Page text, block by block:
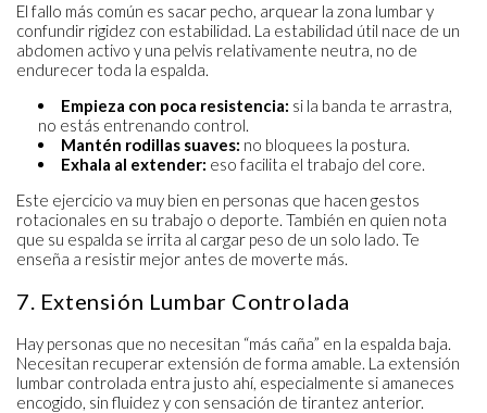
El fallo más común es sacar pecho, arquear la zona lumbar y
confundir rigidez con estabilidad. La estabilidad útil nace de un
abdomen activo y una pelvis relativamente neutra, no de
endurecer toda la espalda.
Empieza con poca resistencia: si la banda te arrastra,
no estás entrenando control.
Mantén rodillas suaves: no bloquees la postura.
Exhala al extender: eso facilita el trabajo del core.
Este ejercicio va muy bien en personas que hacen gestos
rotacionales en su trabajo o deporte. También en quien nota
que su espalda se irrita al cargar peso de un solo lado. Te
enseña a resistir mejor antes de moverte más.
7. Extensión Lumbar Controlada
Hay personas que no necesitan “más caña” en la espalda baja.
Necesitan recuperar extensión de forma amable. La extensión
lumbar controlada entra justo ahí, especialmente si amaneces
encogido, sin fluidez y con sensación de tirantez anterior.